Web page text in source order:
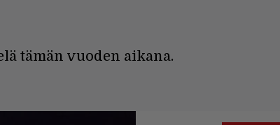
tämän vuoden aikana.